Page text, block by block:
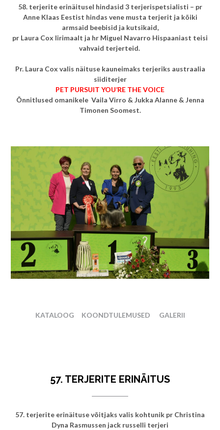
58. terjerite erinäitusel hindasid 3 terjerispetsialisti – pr
Anne Klaas Eestist hindas vene musta terjerit ja kõiki
armsaid beebisid ja kutsikaid,
pr Laura Cox Iirimaalt ja hr Miguel Navarro Hispaaniast teisi
vahvaid terjerteid.
Pr. Laura Cox valis näituse kauneimaks terjeriks austraalia
siiditerjer
PET PURSUIT YOU’RE THE VOICE
Õnnitlused omanikele Vaila Virro & Jukka Alanne & Jenna
Timonen Soomest.
KATALOOG KOONDTULEMUSED GALERII
57. TERJERITE ERINÄITUS
57. terjerite erinäituse võitjaks valis kohtunik pr Christina
Dyna Rasmussen jack russelli terjeri